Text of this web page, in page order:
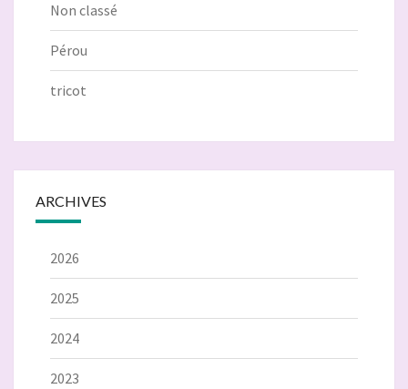
Non classé
Pérou
tricot
ARCHIVES
2026
2025
2024
2023